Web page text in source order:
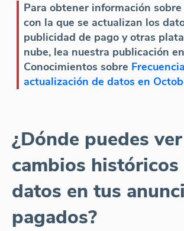
Para obtener información
con la que se actualizan los
publicidad de pago y otras
nube, lea nuestra publicación
Conocimientos sobre
actualización de datos en
¿Dónde puedes
cambios históricos
datos en tus
pagados?